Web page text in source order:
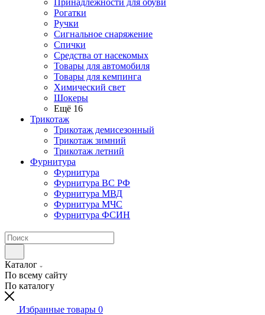
Принадлежности для обуви
Рогатки
Ручки
Сигнальное снаряжение
Спички
Средства от насекомых
Товары для автомобиля
Товары для кемпинга
Химический свет
Шокеры
Ещё 16
Трикотаж
Трикотаж демисезонный
Трикотаж зимний
Трикотаж летний
Фурнитура
Фурнитура
Фурнитура ВС РФ
Фурнитура МВД
Фурнитура МЧС
Фурнитура ФСИН
Каталог
По всему сайту
По каталогу
Избранные товары 0